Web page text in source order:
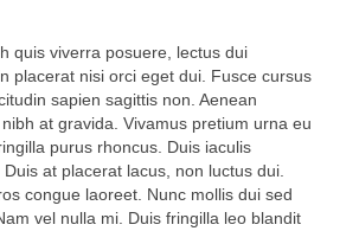
quis viverra posuere, lectus dui
placerat nisi orci eget dui. Fusce cursus
sapien sagittis non. Aenean
at gravida. Vivamus pretium urna eu
purus rhoncus. Duis iaculis
at placerat lacus, non luctus dui.
congue laoreet. Nunc mollis dui sed
vel nulla mi. Duis fringilla leo blandit